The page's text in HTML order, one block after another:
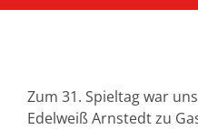
Zum 31. Spieltag war
Edelweiß Arnstedt zu